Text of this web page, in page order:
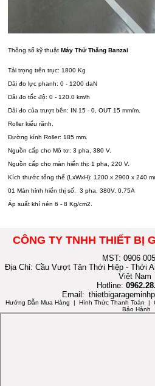
Thông số kỹ thuậtMáy Thử Thắng Banzai
Tải trọng trên trục: 1800 Kg
Dải đo lực phanh: 0 - 1200 daN
Dải đo tốc độ: 0 - 120.0 km/h
Dải đo của trượt bên: IN 15 - 0, OUT 15 mm/m.
Roller kiểu rãnh.
Đường kính Roller: 185 mm.
Nguồn cấp cho Mô tơ: 3 pha, 380 V.
Nguồn cấp cho màn hiển thị: 1 pha, 220 V.
Kích thước tổng thể (LxWxH): 1200 x 2900 x 240
01 Màn hỉnh hiển thị số. 3 pha, 380V, 0.75A
Áp suất khí nén 6 - 8 Kg/cm2.
CÔNG TY TNHH THIẾT BỊ
MST: 0906
Địa Chỉ: Cầu Vượt Tân Thới Hiệp - Thới
Việt Nam
Hotline:
Email:
Hướng Dẫn Mua Hàng | Hình Thức Thanh Toán |
Bảo Hành